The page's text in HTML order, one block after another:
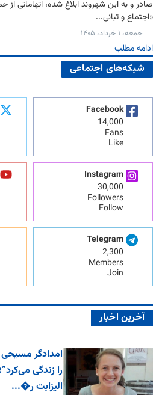
صادر و به این شهروند ابلاغ شده، اتهاماتی از
«اجتماع و تبانی...
جمعه، ۱ خرداد، ۱۴۰۵
ادامه مطلب
شبکه‌های اجتماعی
Facebook
14,000
Fans
Like
Instagram
30,000
Followers
Follow
Telegram
2,300
Members
Join
آخرین اخبار
امدادگر مسیحی
را زندگی
الیزابت ر�...